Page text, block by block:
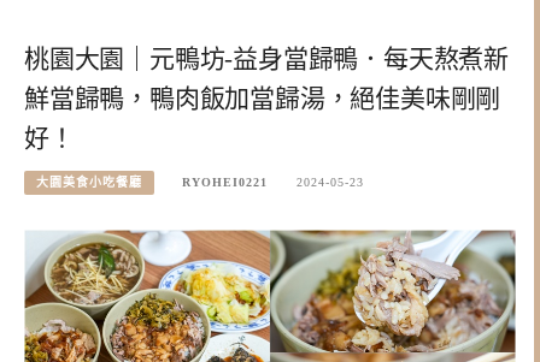
桃園大園｜元鴨坊-益身當歸鴨．每天熬煮新
鮮當歸鴨，鴨肉飯加當歸湯，絕佳美味剛剛
好！
大園美食小吃餐廳 RYOHEI0221 2024-05-23